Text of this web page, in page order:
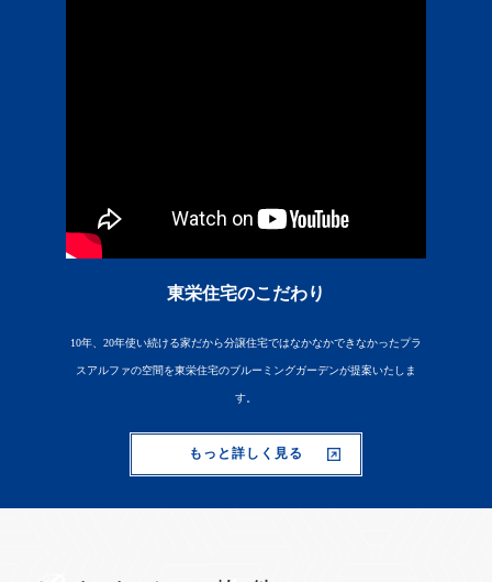
東栄住宅のこだわり
10年、20年使い続ける家だから分譲住宅ではなかなかできなかったプラ
スアルファの空間を東栄住宅のブルーミングガーデンが提案いたしま
す。
もっと詳しく見る